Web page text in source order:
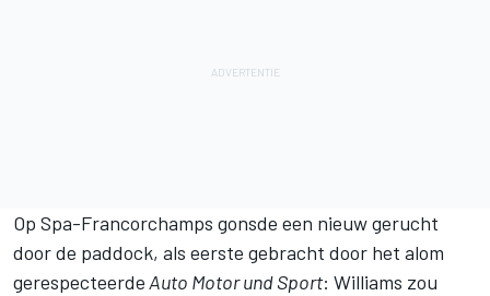
Op Spa-Francorchamps gonsde een nieuw gerucht
door de paddock, als eerste gebracht door het alom
gerespecteerdeAuto Motor und Sport: Williams zou